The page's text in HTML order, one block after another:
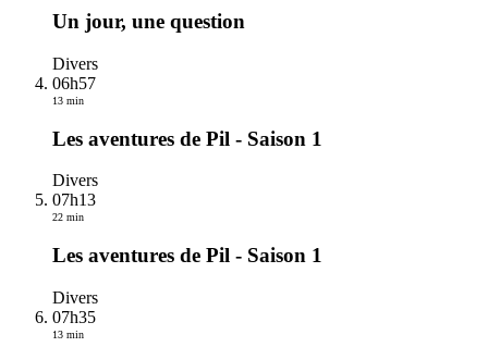
Un jour, une question
Divers
06h57
13 min
Les aventures de Pil - Saison 1
Divers
07h13
22 min
Les aventures de Pil - Saison 1
Divers
07h35
13 min